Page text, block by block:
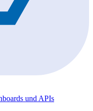
und APIs